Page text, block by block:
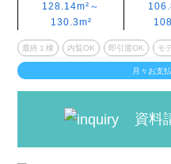
128.14m²～
130.3m²
最終１棟 内覧OK 即引渡OK モ
月々お支
資料